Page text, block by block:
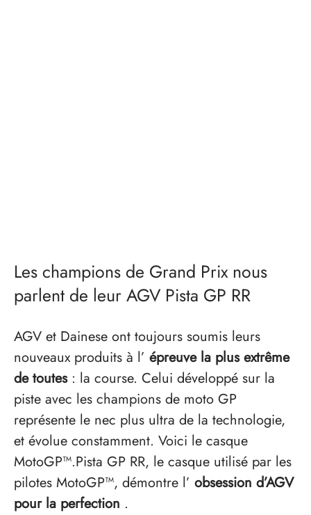
Les champions de Grand Prix nous
parlent de leur AGV Pista GP RR
AGV et Dainese ont toujours soumis leurs
nouveaux produits à l’ épreuve la plus extrême
de toutes: la course. Celui développé sur la
piste avec les champions de moto GP
représente le nec plus ultra de la technologie,
et évolue constamment. Voici le casque
MotoGP™.Pista GP RR, le casque utilisé par les
pilotes MotoGP™, démontre l’ obsession d’AGV
pour la perfection .